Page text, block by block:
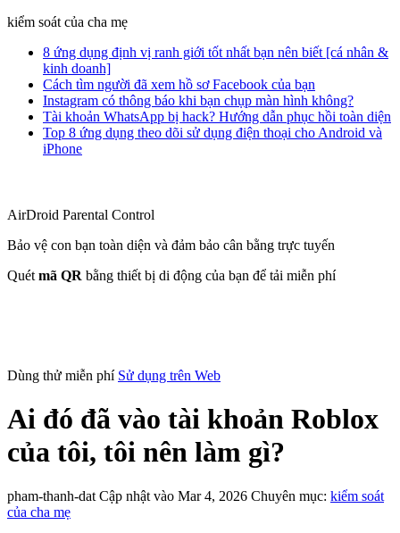
kiểm soát của cha mẹ
8 ứng dụng định vị ranh giới tốt nhất bạn nên biết [cá nhân &
kinh doanh]
Cách tìm người đã xem hồ sơ Facebook của bạn
Instagram có thông báo khi bạn chụp màn hình không?
Tài khoản WhatsApp bị hack? Hướng dẫn phục hồi toàn diện
Top 8 ứng dụng theo dõi sử dụng điện thoại cho Android và
iPhone
AirDroid Parental Control
Bảo vệ con bạn toàn diện và đảm bảo cân bằng trực tuyến
Quét mã QR bằng thiết bị di động của bạn để tải miễn phí
Dùng thử miễn phí Sử dụng trên Web
Ai đó đã vào tài khoản Roblox
của tôi, tôi nên làm gì?
pham-thanh-dat Cập nhật vào Mar 4, 2026 Chuyên mục: kiểm soát
của cha mẹ